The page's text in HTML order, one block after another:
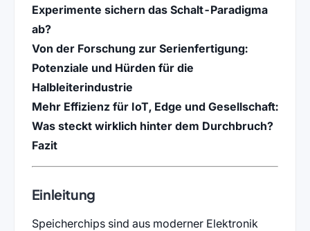
Experimente sichern das Schalt-Paradigma
ab?
Von der Forschung zur Serienfertigung:
Potenziale und Hürden für die
Halbleiterindustrie
Mehr Effizienz für IoT, Edge und Gesellschaft:
Was steckt wirklich hinter dem Durchbruch?
Fazit
Einleitung
Speicherchips sind aus moderner Elektronik